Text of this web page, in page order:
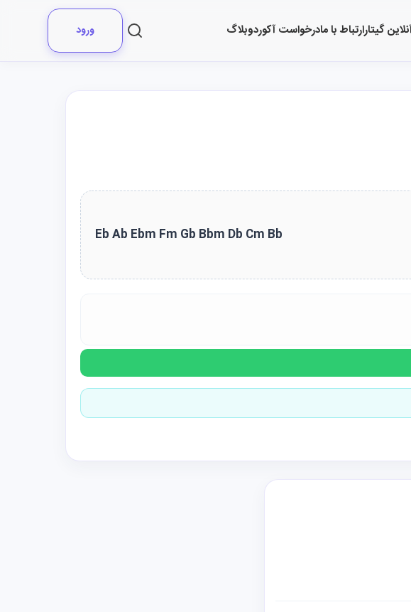
گیتارارتباط با مادرخواست آکوردوبلاگ ورود
Eb Ab Ebm Fm Gb Bbm Db Cm Bb